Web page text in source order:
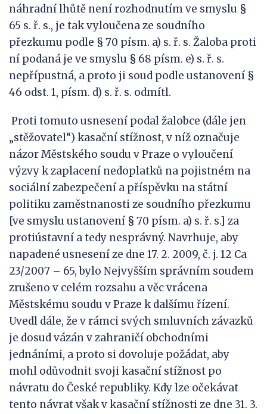
náhradní lhůtě není rozhodnutím ve smyslu §
65 s. ř. s., je tak vyloučena ze soudního
přezkumu podle § 70 písm. a) s. ř. s. Žaloba proti
ní podaná je ve smyslu § 68 písm. e) s. ř. s.
nepřípustná, a proto ji soud podle ustanovení §
46 odst. 1, písm. d) s. ř. s. odmítl.
Proti tomuto usnesení podal žalobce (dále jen
„stěžovatel“) kasační stížnost, v níž označuje
názor Městského soudu v Praze o vyloučení
výzvy k zaplacení nedoplatků na pojistném na
sociální zabezpečení a příspěvku na státní
politiku zaměstnanosti ze soudního přezkumu
[ve smyslu ustanovení § 70 písm. a) s. ř. s.] za
protiústavní a tedy nesprávný. Navrhuje, aby
napadené usnesení ze dne 17. 2. 2009, č. j. 12 Ca
23/2007 – 65, bylo Nejvyšším správním soudem
zrušeno v celém rozsahu a věc vrácena
Městskému soudu v Praze k dalšímu řízení.
Uvedl dále, že v rámci svých smluvních závazků
je dosud vázán v zahraničí obchodními
jednáními, a proto si dovoluje požádat, aby
mohl odůvodnit svoji kasační stížnost po
návratu do České republiky. Kdy lze očekávat
tento návrat však v kasační stížnosti ze dne 31. 3.